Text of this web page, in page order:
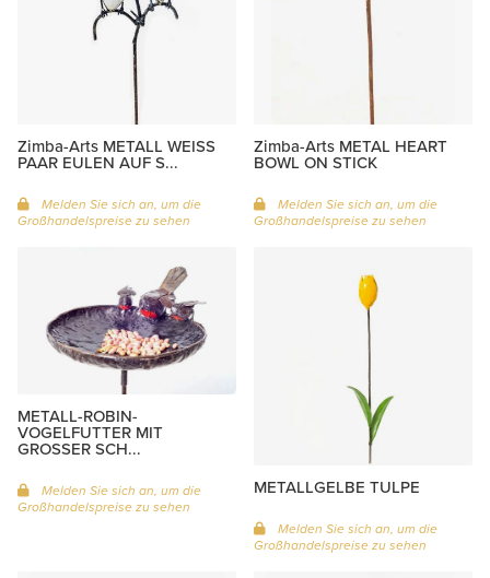
Zimba-Arts METALL WEISS
PAAR EULEN AUF S...
Melden Sie sich an, um die
Großhandelspreise zu sehen
Zimba-Arts METAL HEART
BOWL ON STICK
Melden Sie sich an, um die
Großhandelspreise zu sehen
METALL-ROBIN-
VOGELFUTTER MIT
GROSSER SCH...
Melden Sie sich an, um die
Großhandelspreise zu sehen
METALLGELBE TULPE
Melden Sie sich an, um die
Großhandelspreise zu sehen